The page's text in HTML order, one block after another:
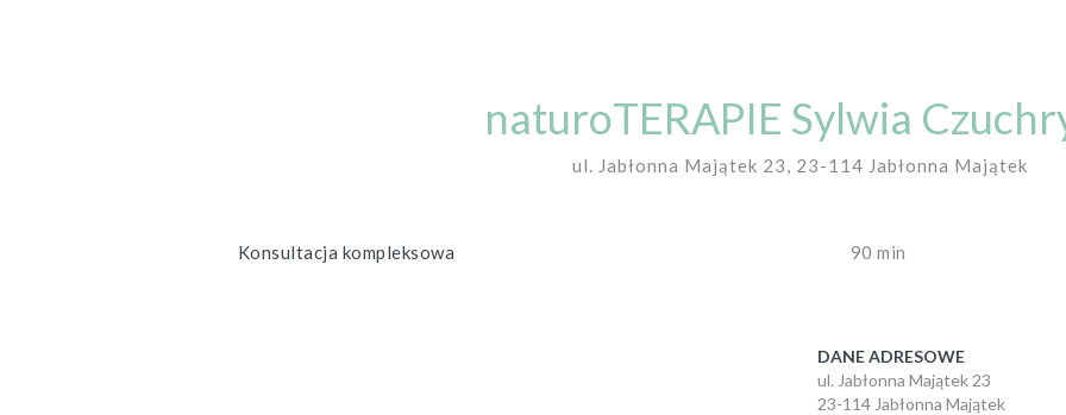
naturoTERAPIE Sylwia
ul. Jabłonna Majątek 23, 23-114 Jabłonna Majątek
Konsultacja kompleksowa 90 min
DANE ADRESOWE
ul. Jabłonna Majątek 23
23-114 Jabłonna Majątek